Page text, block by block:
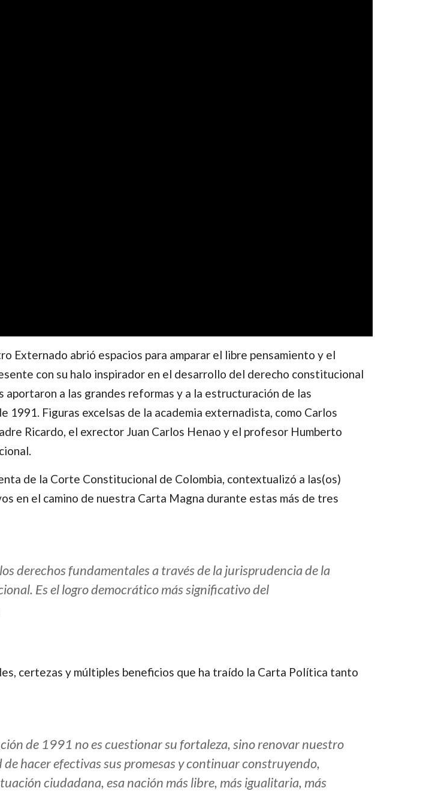
Externado abrió espacios para amparar el libre pensamiento y el
con su halo inspirador en el desarrollo del derecho constitucional
a las grandes reformas y a la estructuración de las
Figuras excelsas de la academia externadista, como Carlos
Ricardo, el exrector Juan Carlos Henao y el profesor Humberto
de la Corte Constitucional de Colombia, contextualizó a las(os)
en el camino de nuestra Carta Magna durante estas más de tres
derechos fundamentales a través de la jurisprudencia de la
Es el logro democrático más significativo del
certezas y múltiples beneficios que ha traído la Carta Política tanto
de 1991 no es cuestionar su fortaleza, sino renovar nuestro
hacer efectivas sus promesas y continuar construyendo,
ciudadana, esa nación más libre, más igualitaria, más